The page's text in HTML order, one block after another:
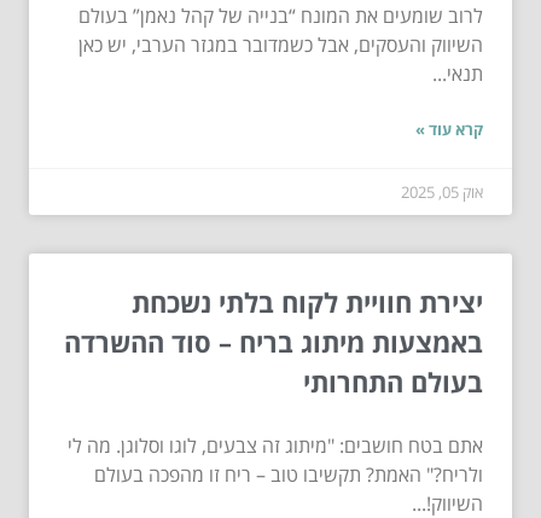
לרוב שומעים את המונח “בנייה של קהל נאמן” בעולם
השיווק והעסקים, אבל כשמדובר במגזר הערבי, יש כאן
תנאי...
קרא עוד »
אוק 05, 2025
יצירת חוויית לקוח בלתי נשכחת
באמצעות מיתוג בריח – סוד ההשרדה
בעולם התחרותי
אתם בטח חושבים: "מיתוג זה צבעים, לוגו וסלוגן. מה לי
ולריח?" האמת? תקשיבו טוב – ריח זו מהפכה בעולם
השיווק!...